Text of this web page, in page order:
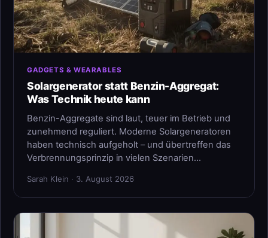
GADGETS & WEARABLES
Solargenerator statt Benzin-Aggregat:
Was Technik heute kann
Benzin-Aggregate sind laut, teuer im Betrieb und
zunehmend reguliert. Moderne Solargeneratoren
haben technisch aufgeholt – und übertreffen das
Verbrennungsprinzip in vielen Szenarien…
Sarah Klein · 3. August 2026